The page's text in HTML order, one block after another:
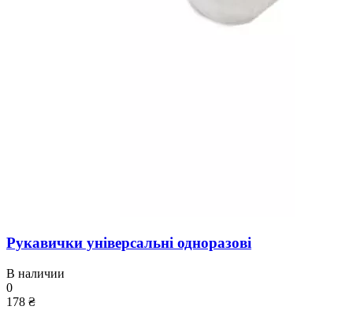
Рукавички універсальні одноразові
В наличии
0
178 ₴